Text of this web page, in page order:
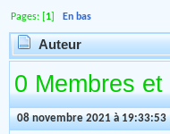
Pages: [ 1 ]En bas
Auteur
0 Membres
08 novembre 2021 à 19:33:53